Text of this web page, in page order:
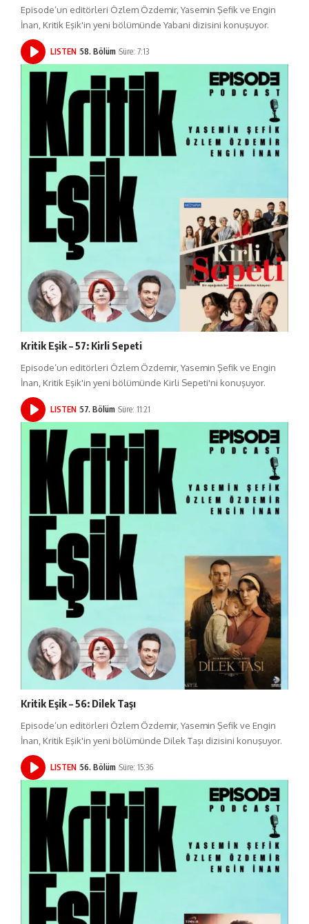
Episode’un editörleri Özlem Özdemir, Yasemin Şefik ve Engin
İnan, Kritik Eşik'in yeni bölümünde Yabani dizisini konuşuyor.
LISTEN 58. Bölüm Süre: 7:13
Kritik Eşik – 57: Kirli Sepeti
Episode’un editörleri Özlem Özdemir, Yasemin Şefik ve Engin
İnan, Kritik Eşik'in yeni bölümünde Kirli Sepeti'ni konuşuyor.
LISTEN 57. Bölüm Süre: 11:21
Kritik Eşik – 56: Dilek Taşı
Episode’un editörleri Özlem Özdemir, Yasemin Şefik ve Engin
İnan, Kritik Eşik'in yeni bölümünde Dilek Taşı dizisini konuşuyor.
LISTEN 56. Bölüm Süre: 15:36